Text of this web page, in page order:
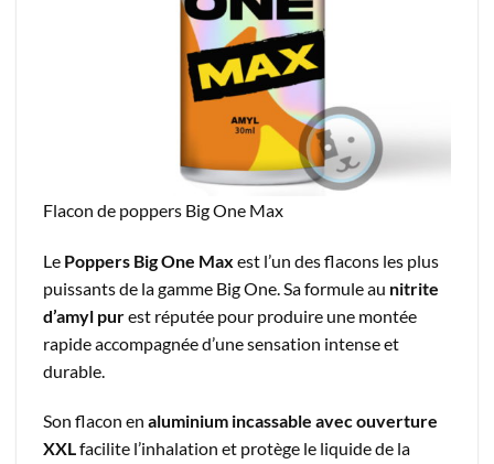
Flacon de poppers Big One Max
Le Poppers Big One Max est l’un des flacons les plus
puissants de la gamme Big One. Sa formule au nitrite
d’amyl purest réputée pour produire une montée
rapide accompagnée d’une sensation intense et
durable.
Son flacon en aluminium incassable avec ouverture
XXLfacilite l’inhalation et protège le liquide de la